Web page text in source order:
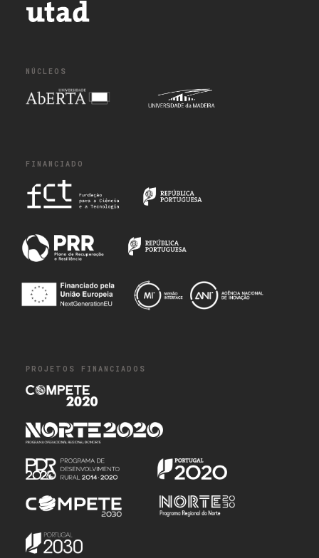
NÚCLEOS
FINANCIADO
PROJETOS FINANCIADOS